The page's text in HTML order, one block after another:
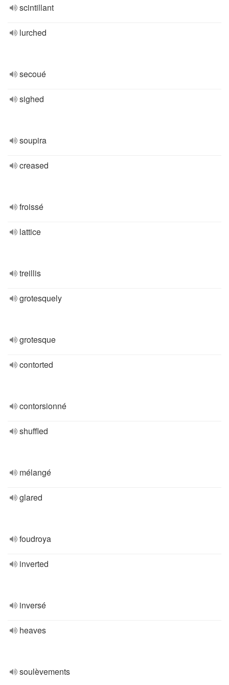
scintillant
lurched
secoué
sighed
soupira
creased
froissé
lattice
treillis
grotesquely
grotesque
contorted
contorsionné
shuffled
mélangé
glared
foudroya
inverted
inversé
heaves
soulèvements